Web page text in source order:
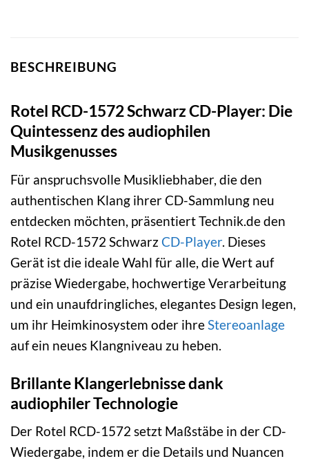
BESCHREIBUNG
Rotel RCD-1572 Schwarz CD-Player: Die
Quintessenz des audiophilen
Musikgenusses
Für anspruchsvolle Musikliebhaber, die den
authentischen Klang ihrer CD-Sammlung neu
entdecken möchten, präsentiert Technik.de den
Rotel RCD-1572 SchwarzCD-Player. Dieses
Gerät ist die ideale Wahl für alle, die Wert auf
präzise Wiedergabe, hochwertige Verarbeitung
und ein unaufdringliches, elegantes Design legen,
um ihr Heimkinosystem oder ihre Stereoanlage
auf ein neues Klangniveau zu heben.
Brillante Klangerlebnisse dank
audiophiler Technologie
Der Rotel RCD-1572 setzt Maßstäbe in der CD-
Wiedergabe, indem er die Details und Nuancen